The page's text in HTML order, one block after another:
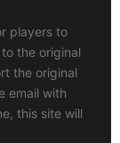
players to
the original
the original
email with
, this site will